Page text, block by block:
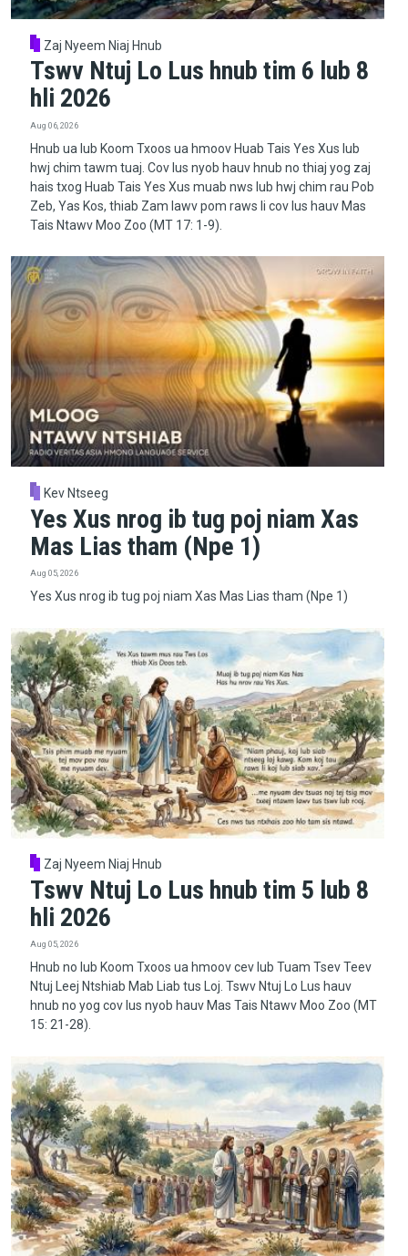
Zaj Nyeem Niaj Hnub
Tswv Ntuj Lo Lus hnub tim 6 lub 8
hli 2026
Aug 06, 2026
Hnub ua lub Koom Txoos ua hmoov Huab Tais Yes Xus lub
hwj chim tawm tuaj. Cov lus nyob hauv hnub no thiaj yog zaj
hais txog Huab Tais Yes Xus muab nws lub hwj chim rau Pob
Zeb, Yas Kos, thiab Zam lawv pom raws li cov lus hauv Mas
Tais Ntawv Moo Zoo (MT 17: 1-9).
Kev Ntseeg
Yes Xus nrog ib tug poj niam Xas
Mas Lias tham (Npe 1)
Aug 05, 2026
Yes Xus nrog ib tug poj niam Xas Mas Lias tham (Npe 1)
Zaj Nyeem Niaj Hnub
Tswv Ntuj Lo Lus hnub tim 5 lub 8
hli 2026
Aug 05, 2026
Hnub no lub Koom Txoos ua hmoov cev lub Tuam Tsev Teev
Ntuj Leej Ntshiab Mab Liab tus Loj. Tswv Ntuj Lo Lus hauv
hnub no yog cov lus nyob hauv Mas Tais Ntawv Moo Zoo (MT
15: 21-28).